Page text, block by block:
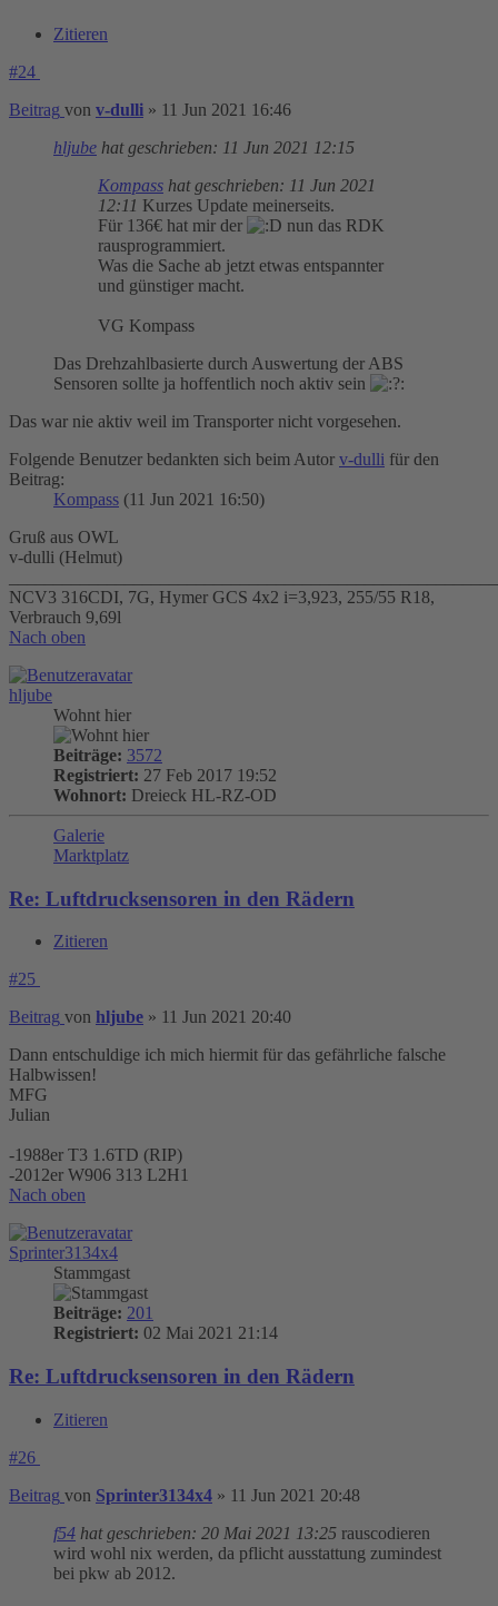
Zitieren
#24
Beitrag von v-dulli » 11 Jun 2021 16:46
hljube hat geschrieben: 11 Jun 2021 12:15
Kompass hat geschrieben: 11 Jun 2021
12:11 Kurzes Update meinerseits.
Für 136€ hat mir der
nun das RDK
rausprogrammiert.
Was die Sache ab jetzt etwas entspannter
und günstiger macht.
VG Kompass
Das Drehzahlbasierte durch Auswertung der ABS
Sensoren sollte ja hoffentlich noch aktiv sein
Das war nie aktiv weil im Transporter nicht vorgesehen.
Folgende Benutzer bedankten sich beim Autor v-dulli für den
Beitrag:
Kompass (11 Jun 2021 16:50)
Gruß aus OWL
v-dulli (Helmut)
NCV3 316CDI, 7G, Hymer GCS 4x2 i=3,923, 255/55 R18,
Verbrauch 9,69l
Nach oben
hljube
Wohnt hier
Beiträge: 3572
Registriert: 27 Feb 2017 19:52
Wohnort: Dreieck HL-RZ-OD
Galerie
Marktplatz
Re: Luftdrucksensoren in den Rädern
Zitieren
#25
Beitrag von hljube » 11 Jun 2021 20:40
Dann entschuldige ich mich hiermit für das gefährliche falsche
Halbwissen!
MFG
Julian
-1988er T3 1.6TD (RIP)
-2012er W906 313 L2H1
Nach oben
Sprinter3134x4
Stammgast
Beiträge: 201
Registriert: 02 Mai 2021 21:14
Re: Luftdrucksensoren in den Rädern
Zitieren
#26
Beitrag von Sprinter3134x4 » 11 Jun 2021 20:48
f54 hat geschrieben: 20 Mai 2021 13:25 rauscodieren
wird wohl nix werden, da pflicht ausstattung zumindest
bei pkw ab 2012.